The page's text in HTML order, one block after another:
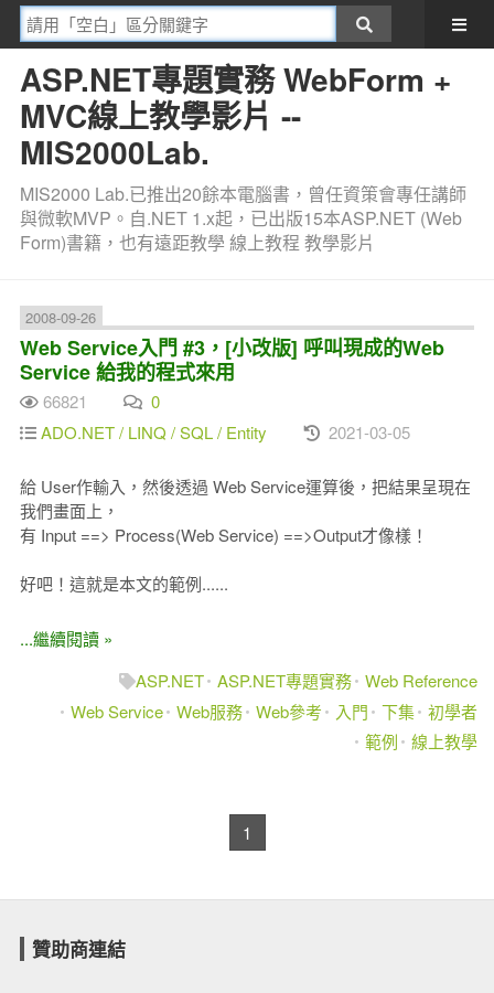
ASP.NET專題實務 WebForm +
MVC線上教學影片 --
MIS2000Lab.
MIS2000 Lab.已推出20餘本電腦書，曾任資策會專任講師
與微軟MVP。自.NET 1.x起，已出版15本ASP.NET (Web
Form)書籍，也有遠距教學 線上教程 教學影片
2008-09-26
Web Service入門 #3，[小改版] 呼叫現成的Web
Service 給我的程式來用
66821
0
ADO.NET / LINQ / SQL / Entity
2021-03-05
給 User作輸入，然後透過 Web Service運算後，把結果呈現在
我們畫面上，
有 Input ==> Process(Web Service) ==>Output才像樣！
好吧！這就是本文的範例......
...繼續閱讀 »
ASP.NET ASP.NET專題實務 Web Reference
Web Service Web服務 Web參考 入門 下集 初學者
範例
線上教學
1
贊助商連結